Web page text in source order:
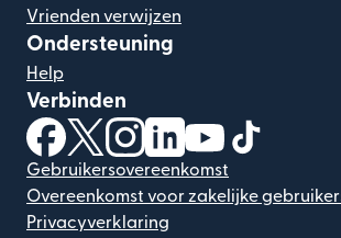
Vrienden verwijzen
Ondersteuning
Help
Verbinden
(wordt geopend in een nieuw
(wordt geopend in een nieuw
(wordt geopend in een
(wordt geopend in
(wordt
Gebruikersovereenkomst
Overeenkomst voor zakelijke
Privacyverklaring